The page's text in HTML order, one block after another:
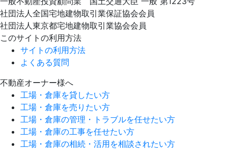
社団法人全国宅地建物取引業保証協会会員
社団法人東京都宅地建物取引業協会会員
このサイトの利用方法
サイトの利用方法
よくある質問
不動産オーナー様へ
工場・倉庫を貸したい方
工場・倉庫を売りたい方
工場・倉庫の管理・トラブルを任せたい方
工場・倉庫の工事を任せたい方
工場・倉庫の相続・活用を相談されたい方